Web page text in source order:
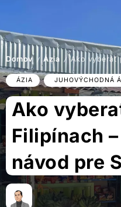
Domov / Ázia / Ako vyberať
ÁZIA JUHOVÝCHODNÁ
Ako
Filipínach
návod pre